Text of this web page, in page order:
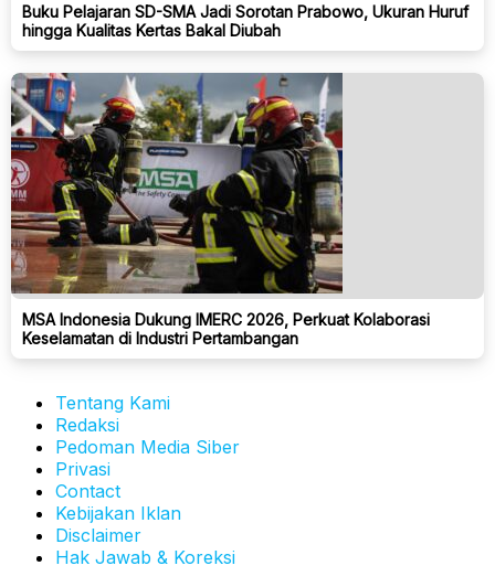
Buku Pelajaran SD-SMA Jadi Sorotan Prabowo, Ukuran Huruf
hingga Kualitas Kertas Bakal Diubah
MSA Indonesia Dukung IMERC 2026, Perkuat Kolaborasi
Keselamatan di Industri Pertambangan
Tentang Kami
Redaksi
Pedoman Media Siber
Privasi
Contact
Kebijakan Iklan
Disclaimer
Hak Jawab & Koreksi